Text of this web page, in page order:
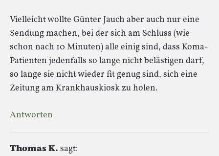
Vielleicht wollte Günter Jauch aber auch nur eine
Sendung machen, bei der sich am Schluss (wie
schon nach 10 Minuten) alle einig sind, dass Koma-
Patienten jedenfalls so lange nicht belästigen darf,
so lange sie nicht wieder fit genug sind, sich eine
Zeitung am Krankhauskiosk zu holen.
Antworten
Thomas K. sagt: